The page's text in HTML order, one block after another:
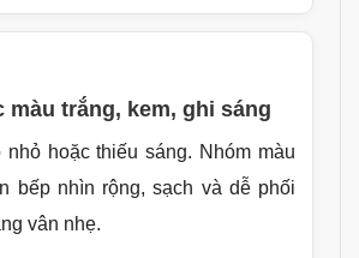
màu trắng, kem, ghi sáng
hoặc thiếu sáng. Nhóm màu
bếp nhìn rộng, sạch và dễ phối
vân nhẹ.